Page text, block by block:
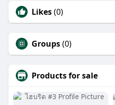
Likes(0)
Groups(0)
Products for sale